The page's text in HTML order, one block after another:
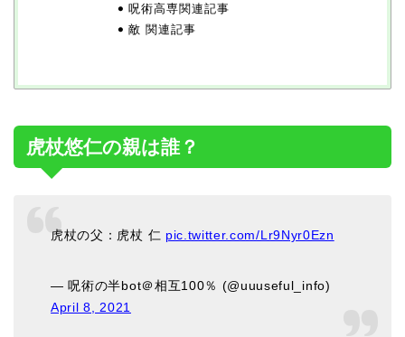
呪術高専関連記事
敵 関連記事
虎杖悠仁の親は誰？
虎杖の父：虎杖 仁 pic.twitter.com/Lr9Nyr0Ezn
— 呪術の半bot＠相互100％ (@uuuseful_info)
April 8, 2021